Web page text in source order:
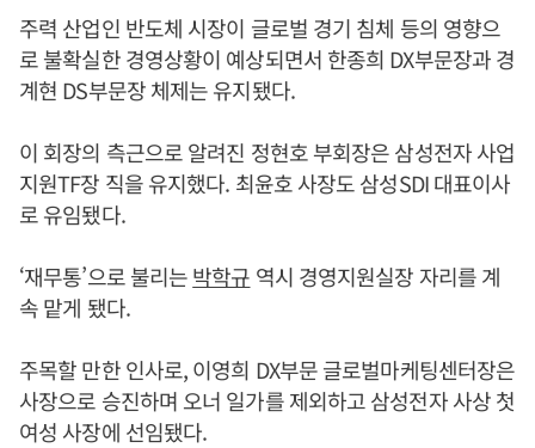
주력 산업인 반도체 시장이 글로벌 경기 침체 등의 영향으
로 불확실한 경영상황이 예상되면서 한종희 DX부문장과 경
계현 DS부문장 체제는 유지됐다.
이 회장의 측근으로 알려진 정현호 부회장은 삼성전자 사업
지원TF장 직을 유지했다. 최윤호 사장도 삼성SDI 대표이사
로 유임됐다.
‘재무통’으로 불리는박학규 역시 경영지원실장 자리를 계
속 맡게 됐다.
주목할 만한 인사로, 이영희 DX부문 글로벌마케팅센터장은
사장으로 승진하며 오너 일가를 제외하고 삼성전자 사상 첫
여성 사장에 선임됐다.